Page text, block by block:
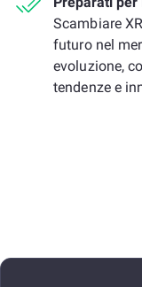
Scambiare
futuro nel
evoluzione,
tendenze e